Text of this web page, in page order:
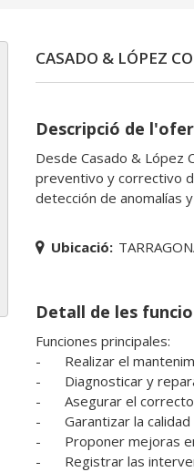
CASADO & LÓPEZ
Descripció de
Desde Casado & López
preventivo y correctivo
detección de anomalías
Ubicació:
Detall de les
Funciones principales:
-	Realizar el mantenimiento preventivo y correctivo de la maquinaria y equipos de la planta.
-	Diagnosticar y reparar averías de carácter mecánico, eléctrico, neumático e hidráulico.
-	Asegurar el correcto funcionamiento de las instalaciones para evitar paradas de producción.
-	Garantizar la calidad del producto mediante la correcta ejecución de las acciones de mantenimiento.
-	Proponer mejoras en los equipos e instalaciones para optimizar su rendimiento.
-	Registrar las intervenciones realizadas y colaborar en la planificación del mantenimiento.